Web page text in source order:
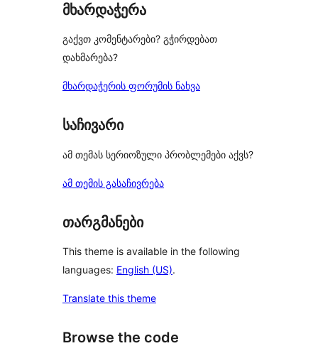
მხარდაჭერა
გაქვთ კომენტარები? გჭირდებათ
დახმარება?
მხარდაჭერის ფორუმის ნახვა
საჩივარი
ამ თემას სერიოზული პრობლემები აქვს?
ამ თემის გასაჩივრება
თარგმანები
This theme is available in the following
languages: English (US).
Translate this theme
Browse the code